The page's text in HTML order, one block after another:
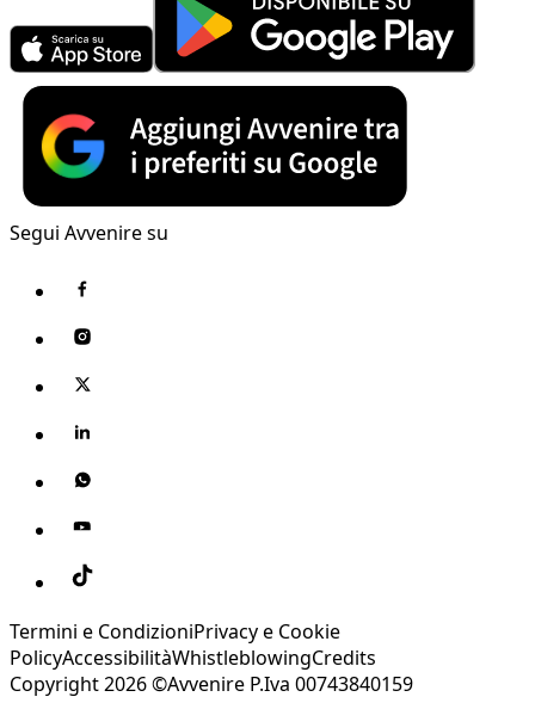
Segui Avvenire su
Termini e CondizioniPrivacy e Cookie
PolicyAccessibilitàWhistleblowingCredits
Copyright 2026 ©Avvenire P.Iva 00743840159